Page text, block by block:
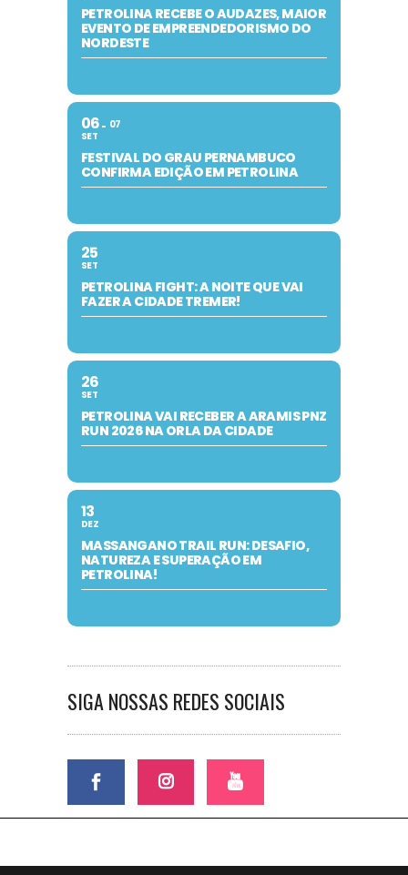
PETROLINA RECEBE O AUDAZES, MAIOR
EVENTO DE EMPREENDEDORISMO DO
NORDESTE
06
SET
07
FESTIVAL DO GRAU PERNAMBUCO
CONFIRMA EDIÇÃO EM PETROLINA
25
SET
PETROLINA FIGHT: A NOITE QUE VAI
FAZER A CIDADE TREMER!
26
SET
PETROLINA VAI RECEBER A ARAMIS PNZ
RUN 2026 NA ORLA DA CIDADE
13
DEZ
MASSANGANO TRAIL RUN: DESAFIO,
NATUREZA E SUPERAÇÃO EM
PETROLINA!
SIGA NOSSAS REDES SOCIAIS